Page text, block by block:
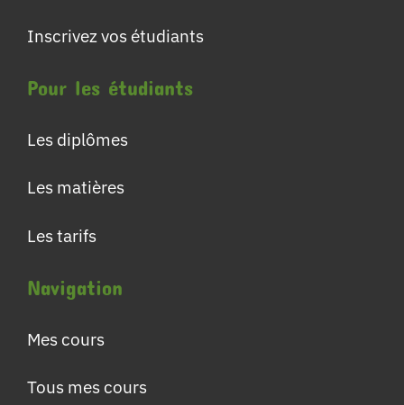
Inscrivez vos étudiants
Pour les étudiants
Les diplômes
Les matières
Les tarifs
Navigation
Mes cours
Tous mes cours